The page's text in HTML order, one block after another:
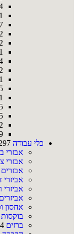
1
7
2
2
1
2
1
5
1
5
5
2
כלי עבודה
אבזרי
אבזרי
אביזרי
אביזרי
אביזרים
אחסון
בוקסות
ברזים 4